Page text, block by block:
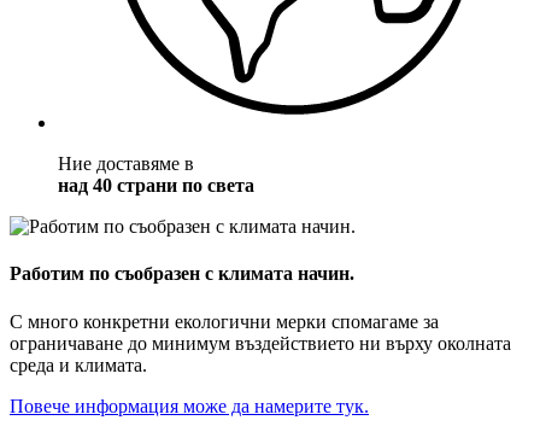
Ние доставяме в
над 40 страни по света
Работим по съобразен с климата начин.
С много конкретни екологични мерки спомагаме за
ограничаване до минимум въздействието ни върху околната
среда и климата.
Повече информация може да намерите тук.